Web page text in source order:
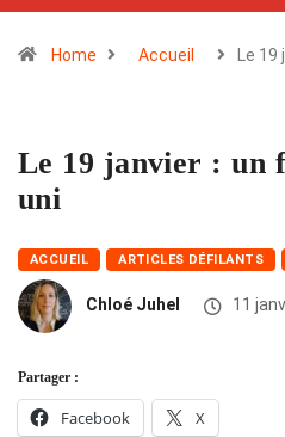
Home Accueil Le 19
Le 19 janvier : un
uni
ACCUEIL ARTICLES DÉFILANTS
Chloé Juhel 11
Partager :
Facebook X